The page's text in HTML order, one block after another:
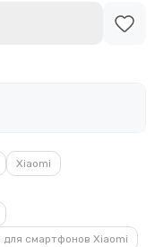
Xiaomi
для смартфонов Xiaomi